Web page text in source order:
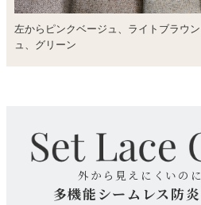
左からピンクベージュ、ライトブラウ
ュ、グリーン
外から見えにくいの
多機能シームレス防